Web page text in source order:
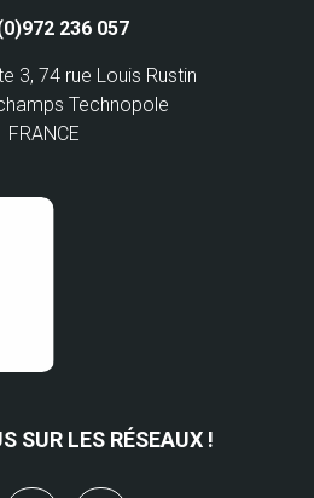
236 057
3, 74 rue Louis Rustin
Technopole
FRANCE
SUR LES RÉSEAUX !